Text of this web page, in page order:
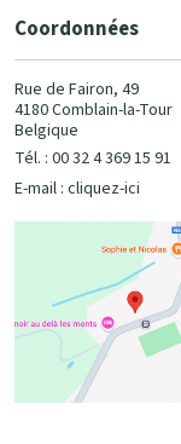
Coordonnées
Rue de Fairon, 49
4180 Comblain-la-Tour
Belgique
Tél. : 00 32 4 369 15 91
E-mail : cliquez-ici